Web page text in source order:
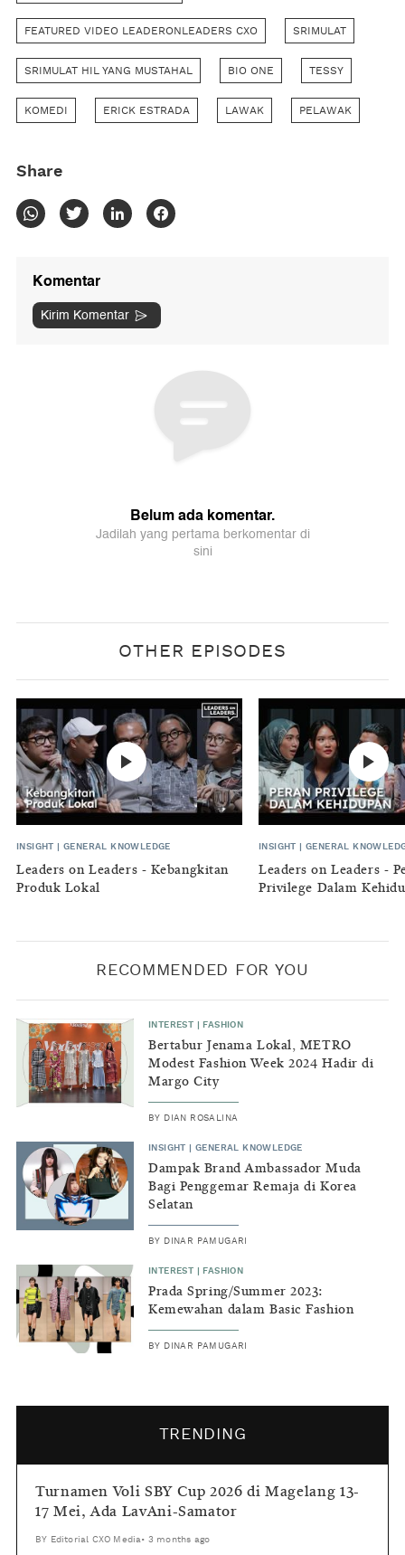
FEATURED VIDEO LEADERONLEADERS CXO SRIMULAT
SRIMULAT HIL YANG MUSTAHAL BIO ONE TESSY
KOMEDI ERICK ESTRADA LAWAK PELAWAK
Share
OTHER EPISODES
INSIGHT |GENERAL KNOWLEDGE
Leaders on Leaders - Kebangkitan
Produk Lokal
INSIGHT |GENERAL
Leaders on Leaders -
Privilege Dalam
RECOMMENDED FOR YOU
INTEREST FASHION
Bertabur Jenama Lokal, METRO
Modest Fashion Week 2024 Hadir di
Margo City
BY DIAN ROSALINA
INSIGHT |GENERAL KNOWLEDGE
Dampak Brand Ambassador Muda
Bagi Penggemar Remaja di Korea
Selatan
BY DINAR PAMUGARI
INTEREST FASHION
Prada Spring/Summer 2023:
Kemewahan dalam Basic Fashion
BY DINAR PAMUGARI
TRENDING
Turnamen Voli SBY Cup 2026 di Magelang 13-
17 Mei, Ada LavAni-Samator
BY Editorial CXO Media• 3 months ago